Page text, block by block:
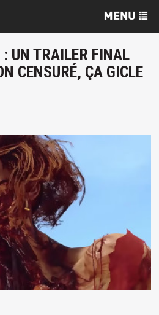
UN TRAILER FINAL
CENSURÉ, ÇA GICLE